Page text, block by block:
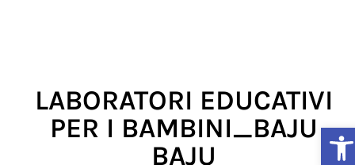
LABORATORI EDUCATIVI
PER I BAMBINI_BAJU
BAJU